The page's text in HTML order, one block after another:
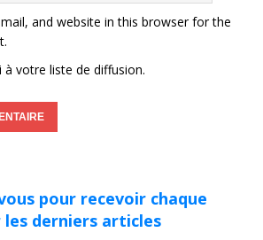
and website in this browser for the
votre liste de diffusion.
pour recevoir chaque
les derniers articles